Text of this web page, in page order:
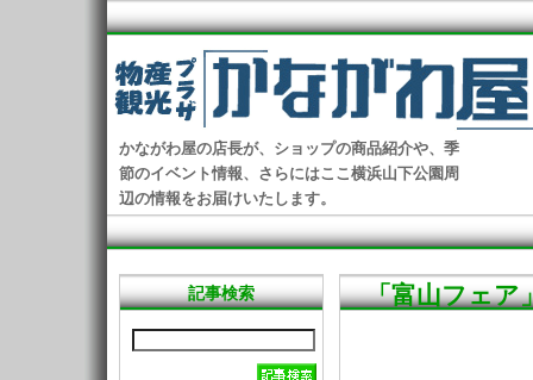
かながわ屋の店長が、ショップの商品紹介や、季
節のイベント情報、さらにはここ横浜山下公園周
辺の情報をお届けいたします。
記事検索 「富山フェア